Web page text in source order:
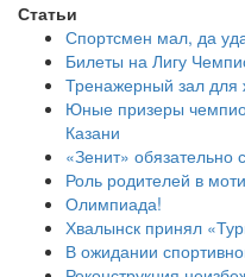
Статьи
Спортсмен мал, да
Билеты на Лигу
Тренажерный зал
Юные призеры
Казани
«Зенит» обязательно
Роль родителей в
Олимпиада!
Хвалынск принял
В ожидании